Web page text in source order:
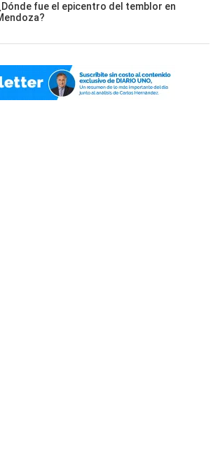
fue el epicentro del temblor en